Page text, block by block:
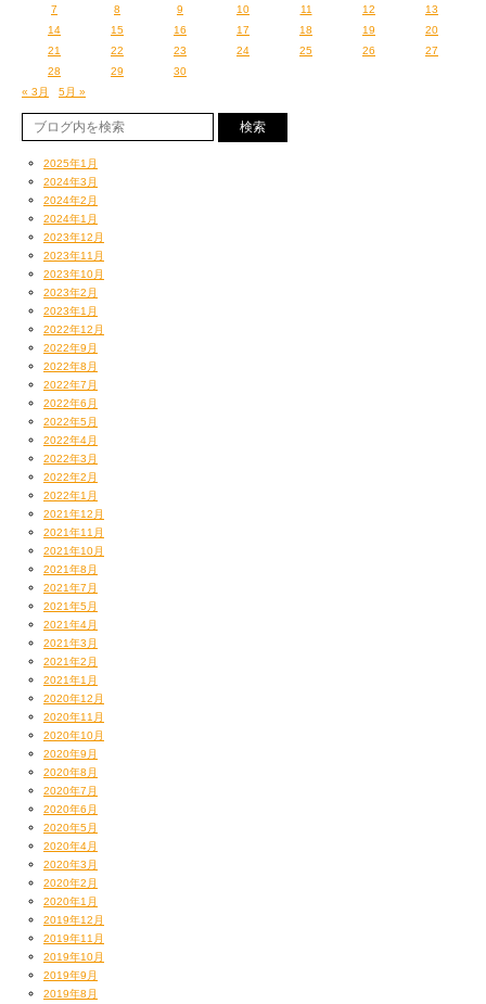
7 8 9 10 11 12
13
14
15 16 17 18 19
20
21
22 23 24 25 26
27
28
29
30
« 3月
5月 »
2025年1月
2024年3月
2024年2月
2024年1月
2023年12月
2023年11月
2023年10月
2023年2月
2023年1月
2022年12月
2022年9月
2022年8月
2022年7月
2022年6月
2022年5月
2022年4月
2022年3月
2022年2月
2022年1月
2021年12月
2021年11月
2021年10月
2021年8月
2021年7月
2021年5月
2021年4月
2021年3月
2021年2月
2021年1月
2020年12月
2020年11月
2020年10月
2020年9月
2020年8月
2020年7月
2020年6月
2020年5月
2020年4月
2020年3月
2020年2月
2020年1月
2019年12月
2019年11月
2019年10月
2019年9月
2019年8月